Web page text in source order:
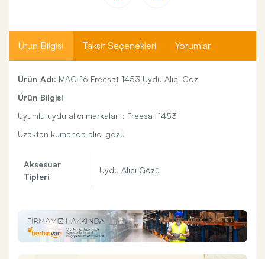
Ürün Bilgisi Taksit Seçenekleri Yorumlar
Ürün Adı: MAG-16 Freesat 1453 Uydu Alıcı Göz
Ürün Bilgisi
Uyumlu uydu alıcı markaları : Freesat 1453
Uzaktan kumanda alıcı gözü
Aksesuar
Tipleri
Uydu Alıcı Gözü